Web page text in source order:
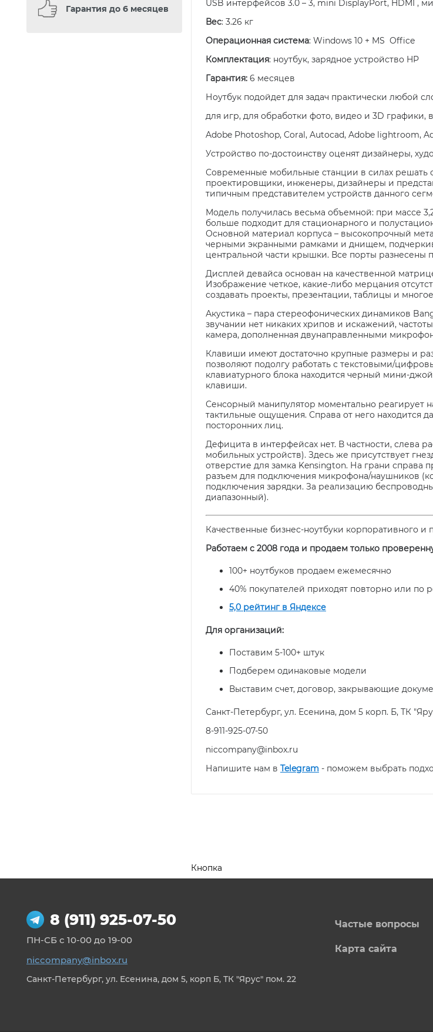
Гарантия до 6 месяцев
USB интерфейсов 3.0 – 3, mini DisplayPort, HDMI ,
Вес: 3.26 кг
Операционная система: Windows 10 + MS Office
Комплектация: ноутбук, зарядное устройство HP
Гарантия: 6 месяцев
Ноутбук подойдет для задач практически любой
для игр, для обработки фото, видео и 3D графики,
Adobe Photoshop, Coral, Autocad, Adobe lightroom,
Устройство по-достоинству оценят дизайнеры,
Современные мобильные станции в силах решать
проектировщики, инженеры, дизайнеры и
типичным представителем устройств данного
Модель получилась весьма объемной: при массе
больше подходит для стационарного и
Основной материал корпуса – высокопрочный
черными экранными рамками и днищем,
центральной части крышки. Все порты разнесены
Дисплей девайса основан на качественной
Изображение четкое, какие-либо мерцания
создавать проекты, презентации, таблицы и
Акустика – пара стереофонических динамиков
звучании нет никаких хрипов и искажений,
камера, дополненная двунаправленными
Клавиши имеют достаточно крупные размеры и
позволяют подолгу работать с текстовыми/
клавиатурного блока находится черный мини-
клавиши.
Сенсорный манипулятор моментально реагирует
тактильные ощущения. Справа от него находится
посторонних лиц.
Дефицита в интерфейсах нет. В частности, слева
мобильных устройств). Здесь же присутствует
отверстие для замка Kensington. На грани справа
разъем для подключения микрофона/наушников
подключения зарядки. За реализацию
диапазонный).
Качественные бизнес-ноутбуки корпоративного и
Работаем с 2008 года и продаем только
100+ ноутбуков продаем ежемесячно
40% покупателей приходят повторно или по
5,0 рейтинг в Яндексе
Для организаций:
Поставим 5-100+ штук
Подберем одинаковые модели
Выставим счет, договор, закрывающие
Санкт-Петербург, ул. Есенина, дом 5 корп. Б, ТК
8-911-925-07-50
niccompany@inbox.ru
Напишите нам в Telegram - поможем выбрать
Кнопка
8 (911) 925-07-50
ПН-СБ с 10-00 до 19-00
niccompany@inbox.ru
Санкт-Петербург, ул. Есенина, дом 5, корп Б, ТК "Ярус" пом. 22
Частые вопросы
Карта сайта